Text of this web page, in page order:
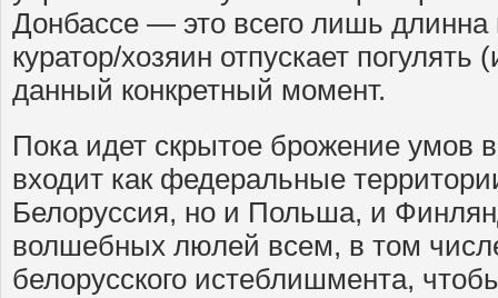
Донбассе — это всего лишь длинна
куратор/хозяин отпускает погулять
данный конкретный момент.
Пока идет скрытое брожение умов
входит как федеральные
Белоруссия, но и Польша, и
волшебных люлей всем, в том
белорусского истеблишмента,